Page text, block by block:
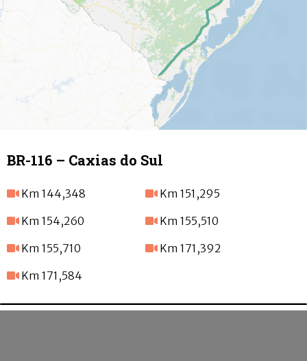
BR-116 – Caxias do Sul
Km 144,348
Km 151,295
Km 154,260
Km 155,510
Km 155,710
Km 171,392
Km 171,584